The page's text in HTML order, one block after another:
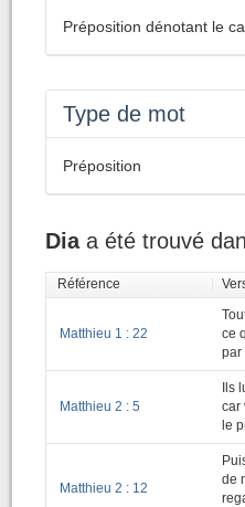
Préposition dénotant le
Type de mot
Préposition
Diaa été trouvé
Référence
Matthieu 1 : 22
ce
par
Matthieu 2 : 5
Ils
car
le
Matthieu 2 : 12
de